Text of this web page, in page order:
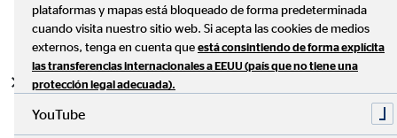
financiera a largo plazo que se adapte a tus necesidades y
objetivos.
Reducir riesgos:proteger tu patrimonio y minimizar los
plataformas y mapas está bloqueado de forma predeterminada
cuando visita nuestro sitio web. Si acepta las cookies de medios
externos, tenga en cuenta que está consintiendo de forma explícita
las transferencias internacionales a EEUU (país que no tiene una
protección legal adecuada).
YouTube